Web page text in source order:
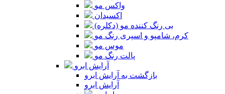
واکس مو
اکسیدان
بی رنگ کننده مو (دکلره)
کرم، شامپو و اسپری رنگ مو
موس مو
پالت رنگ مو
آرایش ابرو
بازگشت به آرایش ابرو
آرایش ابرو